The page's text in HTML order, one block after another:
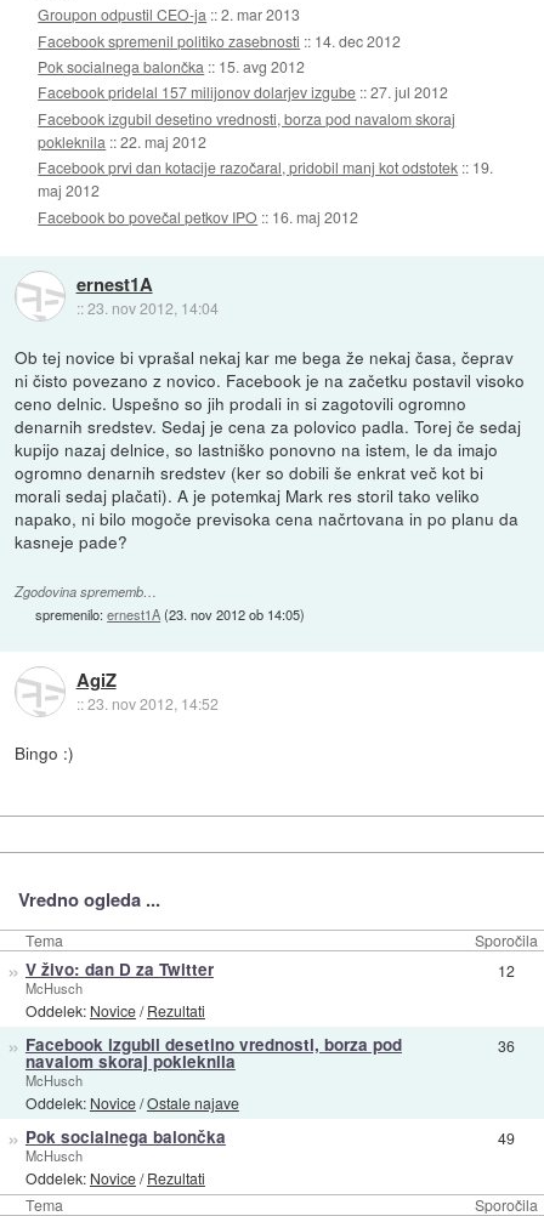
Groupon odpustil CEO-ja ::2. mar 2013
Facebook spremenil politiko zasebnosti :: 14. dec 2012
Pok socialnega balončka :: 15. avg 2012
Facebook pridelal 157 milijonov dolarjev izgube ::27. jul 2012
Facebook izgubil desetino vrednosti, borza pod navalom skoraj
pokleknila ::22. maj 2012
Facebook prvi dan kotacije razočaral, pridobil manj kot odstotek :: 19.
maj 2012
Facebook bo povečal petkov IPO :: 16. maj 2012
ernest1A
::23. nov 2012, 14:04
Ob tej novice bi vprašal nekaj kar me bega že nekaj časa, čeprav
ni čisto povezano z novico. Facebook je na začetku postavil visoko
ceno delnic. Uspešno so jih prodali in si zagotovili ogromno
denarnih sredstev. Sedaj je cena za polovico padla. Torej če sedaj
kupijo nazaj delnice, so lastniško ponovno na istem, le da imajo
ogromno denarnih sredstev (ker so dobili še enkrat več kot bi
morali sedaj plačati). A je potemkaj Mark res storil tako veliko
napako, ni bilo mogoče previsoka cena načrtovana in po planu da
kasneje pade?
Zgodovina sprememb…
spremenilo:ernest1A(23. nov 2012 ob 14:05)
AgiZ
::23. nov 2012, 14:52
Bingo :)
Vredno ogleda ...
Tema Sporočila
Tema Sporočila
» V živo: dan D za Twitter
McHusch
Oddelek: Novice/Rezultati
12
» Facebook izgubil desetino vrednosti, borza pod
navalom skoraj pokleknila
McHusch
Oddelek: Novice/Ostale najave
36
» Pok socialnega balončka
McHusch
Oddelek: Novice/Rezultati
49